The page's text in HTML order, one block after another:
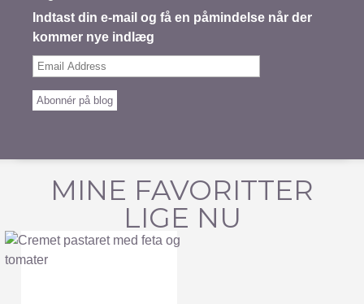
Indtast din e-mail og få en påmindelse når der
kommer nye indlæg
Email
Abonnér på blog
MINE FAVORITTER
LIGE NU